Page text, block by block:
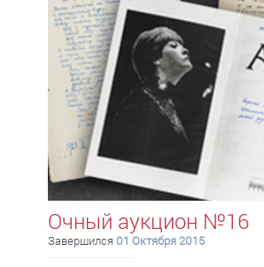
Очный аукцион №16
Завершился 01 Октября 2015